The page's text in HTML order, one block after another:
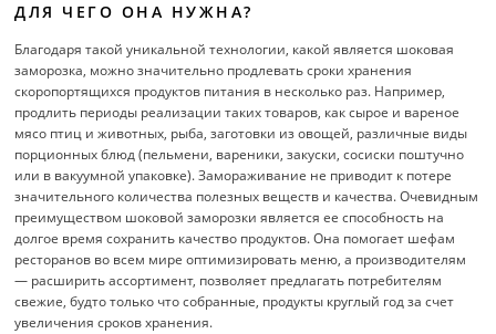
ДЛЯ ЧЕГО ОНА НУЖНА?
Благодаря такой уникальной технологии, какой является шоковая
заморозка, можно значительно продлевать сроки хранения
скоропортящихся продуктов питания в несколько раз. Например,
продлить периоды реализации таких товаров, как сырое и вареное
мясо птиц и животных, рыба, заготовки из овощей, различные виды
порционных блюд (пельмени, вареники, закуски, сосиски поштучно
или в вакуумной упаковке). Замораживание не приводит к потере
значительного количества полезных веществ и качества. Очевидным
преимуществом шоковой заморозки является ее способность на
долгое время сохранить качество продуктов. Она помогает шефам
ресторанов во всем мире оптимизировать меню, а производителям
— расширить ассортимент, позволяет предлагать потребителям
свежие, будто только что собранные, продукты круглый год за счет
увеличения сроков хранения.